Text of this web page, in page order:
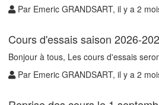
Par Emeric GRANDSART, il y a 2
Cours d'essais saison 2026-
Bonjour à tous, Les cours d'essais
Par Emeric GRANDSART, il y a 2